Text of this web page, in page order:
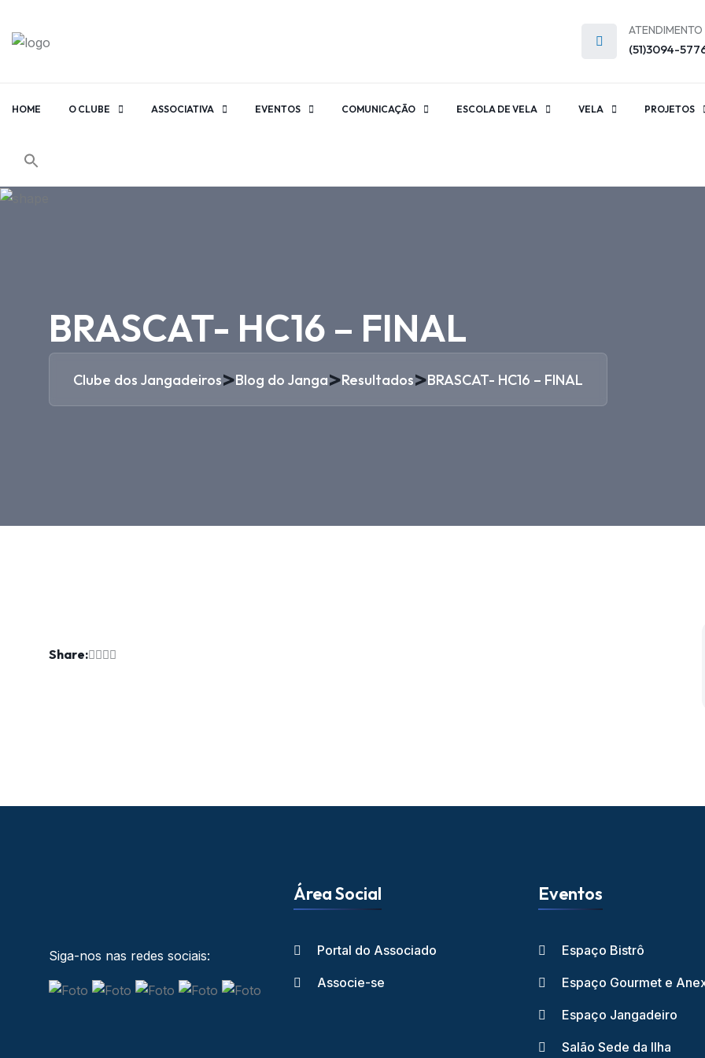
ATENDIMENTO
(51)3094-
HOME O CLUBE ASSOCIATIVA EVENTOS COMUNICAÇÃO ESCOLA DE VELA VELA PROJETOS
BRASCAT- HC16 – FINAL
Clube dos Jangadeiros>Blog do Janga>Resultados>BRASCAT- HC16 – FINAL
Share:
Siga-nos nas redes sociais:
Área Social
Portal do Associado
Associe-se
Eventos
Espaço Bistrô
Espaço Gourmet e
Espaço Jangadeiro
Salão Sede da Ilha